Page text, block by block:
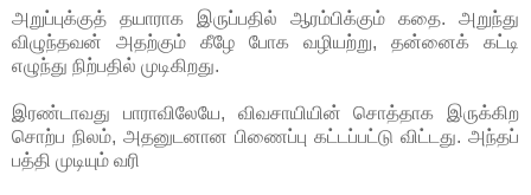
அறுப்புக்குத் தயாராக இருப்பதில் ஆரம்பிக்கும் கதை. அறுந்து
விழுந்தவன் அதற்கும் கீழே போக வழியற்று, தன்னைக் கட்டி
எழுந்து நிற்பதில் முடிகிறது.
இரண்டாவது பாராவிலேயே, விவசாயியின் சொத்தாக இருக்கிற
சொற்ப நிலம், அதனுடனான பிணைப்பு கட்டப்பட்டு விட்டது. அந்தப்
பத்தி முடியும் வரி